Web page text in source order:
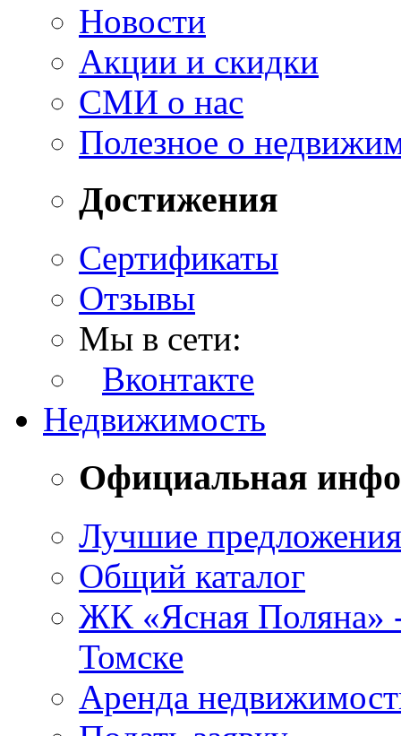
Новости
Акции и скидки
СМИ о нас
Полезное о
Достижения
Сертификаты
Отзывы
Мы в сети:
Вконтакте
Недвижимость
Официальная
Лучшие предложения
Общий каталог
ЖК «Ясная Поляна»
Томске
Аренда